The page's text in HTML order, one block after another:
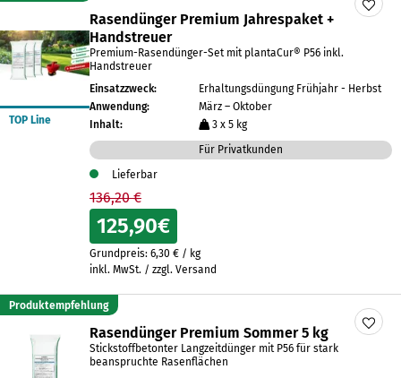
TOP Line
Rasendünger Premium Jahrespaket +
Handstreuer
Premium-Rasendünger-Set mit plantaCur® P56 inkl.
Handstreuer
Einsatzzweck:
Erhaltungsdüngung Frühjahr - Herbst
Anwendung:
März – Oktober
Inhalt:
3 x 5 kg
Für Privatkunden
Lieferbar
136,20 €
125,90€
Grundpreis: 6,30 € / kg
inkl. MwSt. / zzgl. Versand
Produktempfehlung
Rasendünger Premium Sommer 5 kg
Stickstoffbetonter Langzeitdünger mit P56 für stark
beanspruchte Rasenflächen